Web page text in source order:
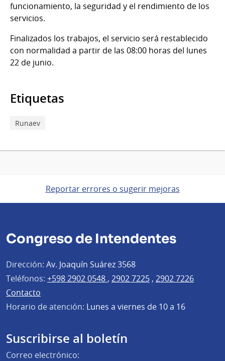
funcionamiento, la seguridad y el rendimiento de los
servicios.
Finalizados los trabajos, el servicio será restablecido
con normalidad a partir de las 08:00 horas del lunes
22 de junio.
Etiquetas
Runaev
Reportar errores o sugerir mejoras
Congreso de Intendentes
Dirección: Av. Joaquín Suárez 3568
Teléfonos: +598 2902 0548 , 2902 7225 , 2902 7226
Contacto
Horario de atención: Lunes a viernes de 10 a 16
Suscribirse al boletín
Correo electrónico: